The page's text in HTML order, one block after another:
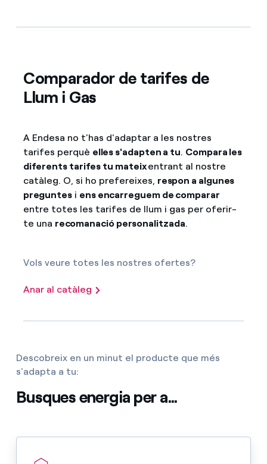
Comparador de tarifes de
Llum i Gas
A Endesa no t'has d'adaptar a les nostres
tarifes perquè elles s'adapten a tu. Compara les
diferents tarifes tu mateixentrant al nostre
catàleg. O, si ho prefereixes, respon a algunes
preguntesi ens encarreguem de comparar
entre totes les tarifes de llum i gas per oferir-
te una recomanació personalitzada.
Vols veure totes les nostres ofertes?
Anar al catàleg
Descobreix en un minut el producte que més
s'adapta a tu:
Busques energia per a...